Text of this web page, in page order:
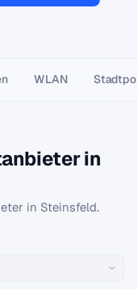
WLAN
in
in Steinsfeld.